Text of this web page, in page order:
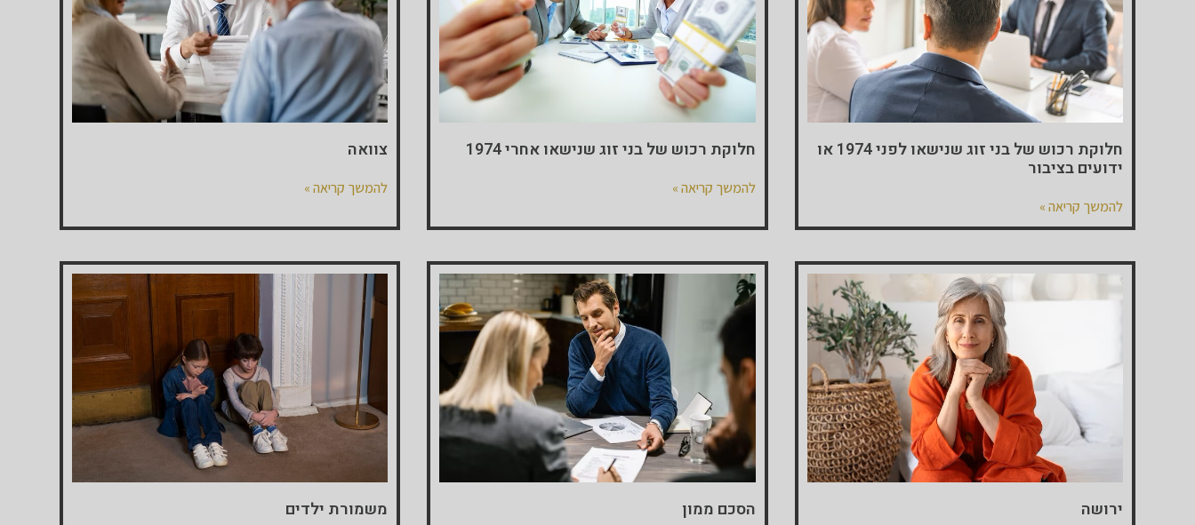
חלוקת רכוש של בני זוג שנישאו לפני 1974 או
ידועים בציבור
להמשך קריאה »
חלוקת רכוש של בני זוג שנישאו אחרי 1974
להמשך קריאה »
צוואה
להמשך קריאה »
ירושה הסכם ממון משמורת ילדים